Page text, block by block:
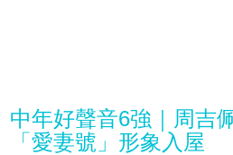
中年好聲音6強｜周吉
「愛妻號」形象入屋